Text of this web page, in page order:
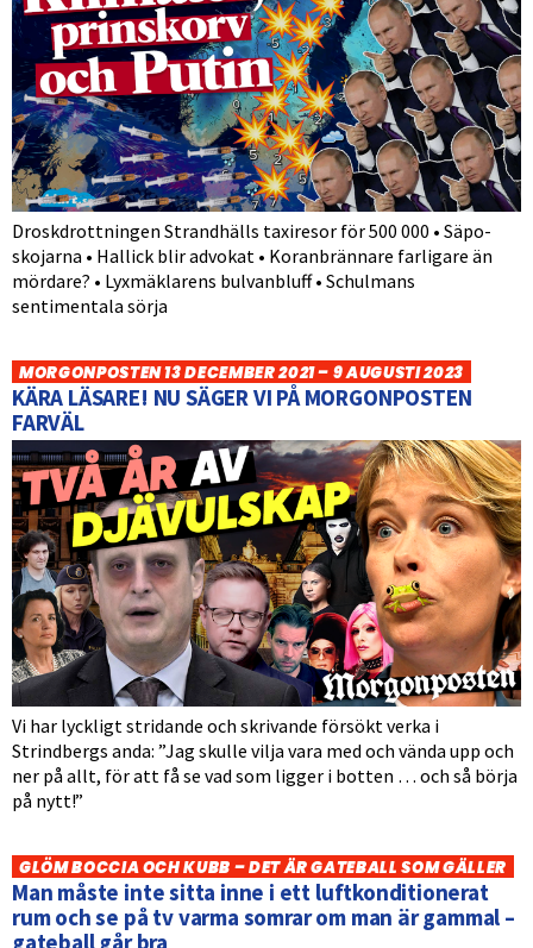
Droskdrottningen Strandhälls taxiresor för 500 000 • Säpo-
skojarna • Hallick blir advokat • Koranbrännare farligare än
mördare? • Lyxmäklarens bulvanbluff • Schulmans
sentimentala sörja
MORGONPOSTEN 13 DECEMBER 2021 – 9 AUGUSTI 2023
KÄRA LÄSARE! NU SÄGER VI PÅ MORGONPOSTEN
FARVÄL
Vi har lyckligt stridande och skrivande försökt verka i
Strindbergs anda: ”Jag skulle vilja vara med och vända upp och
ner på allt, för att få se vad som ligger i botten … och så börja
på nytt!”
GLÖM BOCCIA OCH KUBB – DET ÄR GATEBALL SOM GÄLLER
Man måste inte sitta inne i ett luftkonditionerat
rum och se på tv varma somrar om man är gammal –
gateball går bra